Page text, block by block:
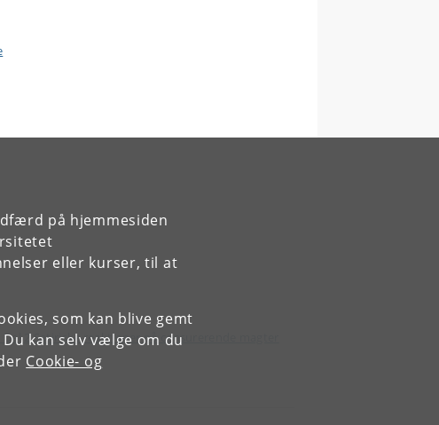
på hjemmesiden
eller kurser, til at
som kan blive gemt
kan selv vælge om du
Cookie- og
2 Satiriske reaktioner på censurerende magter